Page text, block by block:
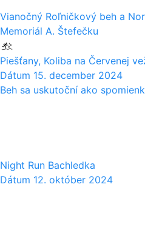
Vianočný Roľničkový beh a
Memoriál A. Štefečku
Piešťany, Koliba na Červenej
Dátum 15. december 2024
Beh sa uskutoční ako
Night Run Bachledka
Dátum 12. október 2024